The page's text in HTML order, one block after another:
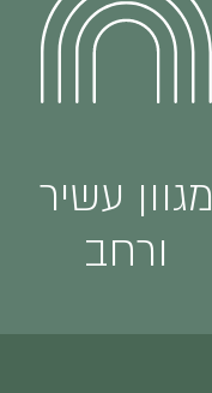
מגוון עשיר
ורחב